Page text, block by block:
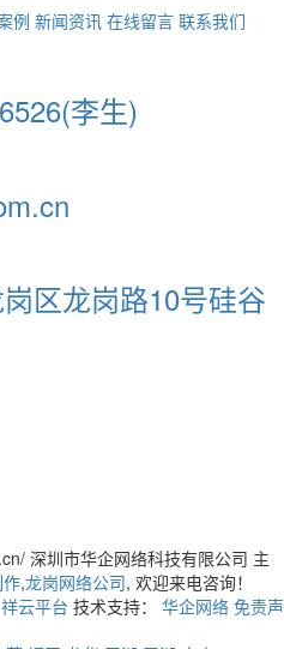
例 新闻资讯 在线留言 联系我们
李生)
区龙岗路10号硅谷
深圳市华企网络科技有限公司 主
,龙岗网络公司, 欢迎来电咨询！
祥云平台 技术支持： 华企网络 免责声